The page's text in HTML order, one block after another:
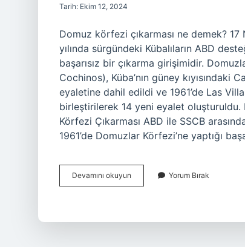
Tarih: Ekim 12, 2024
Domuz körfezi çıkarması ne demek? 17
yılında sürgündeki Kübalıların ABD
başarısız bir çıkarma girişimidir.
Cochinos), Küba’nın güney kıyısındaki
eyaletine dahil edildi ve 1961’de Las
birleştirilerek 14 yeni eyalet oluşturuldu.
Körfezi Çıkarması ABD ile SSCB
1961’de Domuzlar Körfezi’ne yaptığı
Devamını okuyun Domuzlar
Körfezi
Yorum Bırak